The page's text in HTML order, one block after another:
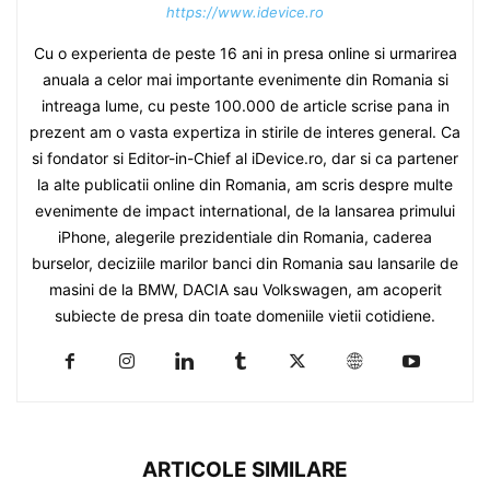
https://www.idevice.ro
Cu o experienta de peste 16 ani in presa online si urmarirea
anuala a celor mai importante evenimente din Romania si
intreaga lume, cu peste 100.000 de article scrise pana in
prezent am o vasta expertiza in stirile de interes general. Ca
si fondator si Editor-in-Chief al iDevice.ro, dar si ca partener
la alte publicatii online din Romania, am scris despre multe
evenimente de impact international, de la lansarea primului
iPhone, alegerile prezidentiale din Romania, caderea
burselor, deciziile marilor banci din Romania sau lansarile de
masini de la BMW, DACIA sau Volkswagen, am acoperit
subiecte de presa din toate domeniile vietii cotidiene.
ARTICOLE SIMILARE